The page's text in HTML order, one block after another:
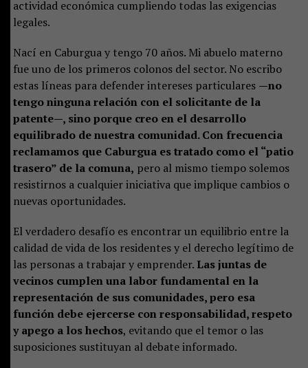
actividad económica cumpliendo todas las exigencias
legales.
Nací en Caburgua y tengo 70 años. Mi abuelo materno
fue uno de los primeros colonos del sector. No escribo
estas líneas para defender intereses particulares —no
tengo ninguna relación con el solicitante de la
patente—, sino porque creo en el desarrollo
equilibrado de nuestra comunidad. Con frecuencia
reclamamos que Caburgua es tratado como el “patio
trasero” de la comuna, pero al mismo tiempo solemos
resistirnos a cualquier iniciativa que implique cambios o
nuevas oportunidades.
El verdadero desafío es encontrar un equilibrio entre la
calidad de vida de los residentes y el derecho legítimo de
las personas a trabajar y emprender. Las juntas de
vecinos cumplen una labor fundamental en la
representación de sus comunidades, pero esa
función debe ejercerse con responsabilidad, respeto
y apego a los hechos, evitando que el temor o las
suposiciones sustituyan al debate informado.